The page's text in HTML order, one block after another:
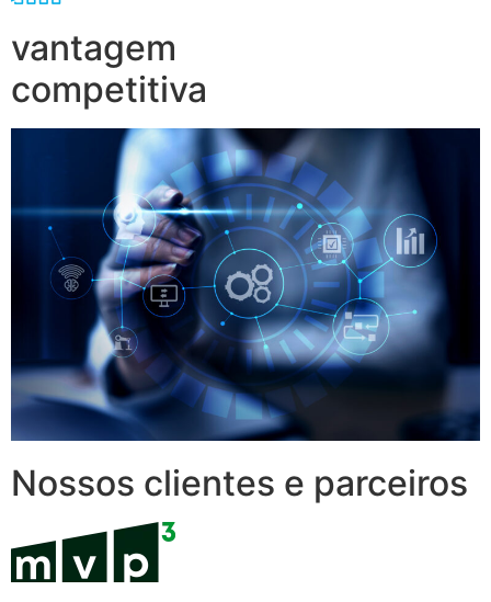
vantagem
competitiva
Nossos clientes e parceiros